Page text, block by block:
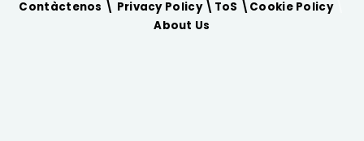
Contàctenos \ Privacy Policy \ ToS \ Cookie Policy\
About Us